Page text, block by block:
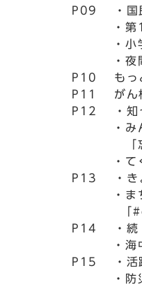
P09 ・国民
・第18回
・小学校
・夜間・
P10 もっ
P11 がん
P12 ・知っ
・みん
「忘れず
・てく
P13 ・き
・まちの
「
P14 ・続
・海中さ
P15 ・活躍
・防災ひ